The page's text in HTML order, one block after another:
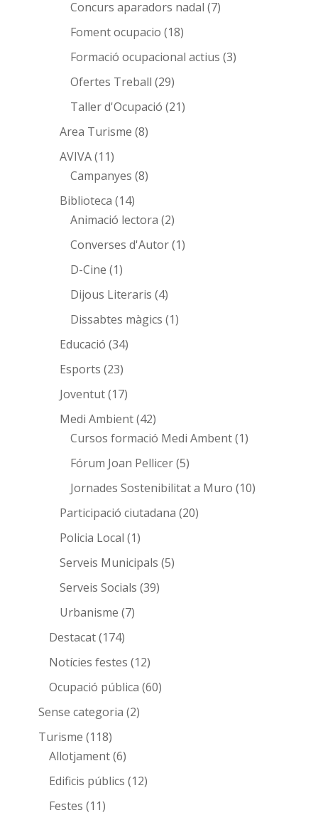
Concurs aparadors nadal (7)
Foment ocupacio (18)
Formació ocupacional actius (3)
Ofertes Treball (29)
Taller d'Ocupació (21)
Area Turisme (8)
AVIVA(11)
Campanyes (8)
Biblioteca (14)
Animació lectora (2)
Converses d'Autor(1)
D-Cine (1)
Dijous Literaris (4)
Dissabtes màgics (1)
Educació (34)
Esports (23)
Joventut(17)
Medi Ambient(42)
Cursos formació Medi Ambent(1)
Fórum Joan Pellicer(5)
Jornades Sostenibilitat a Muro (10)
Participació ciutadana (20)
Policia Local (1)
Serveis Municipals (5)
Serveis Socials (39)
Urbanisme (7)
Destacat(174)
Notícies festes (12)
Ocupació pública (60)
Sense categoria (2)
Turisme (118)
Allotjament(6)
Edificis públics (12)
Festes (11)